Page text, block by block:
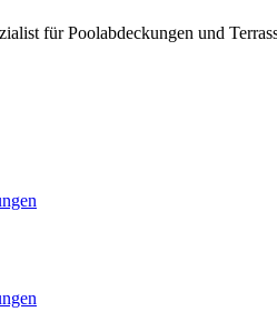
für Poolabdeckungen und